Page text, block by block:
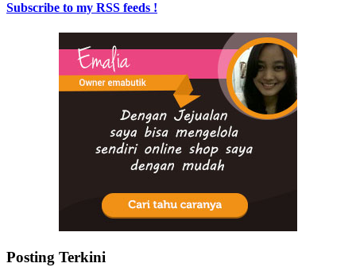
Subscribe to my RSS feeds !
Posting Terkini